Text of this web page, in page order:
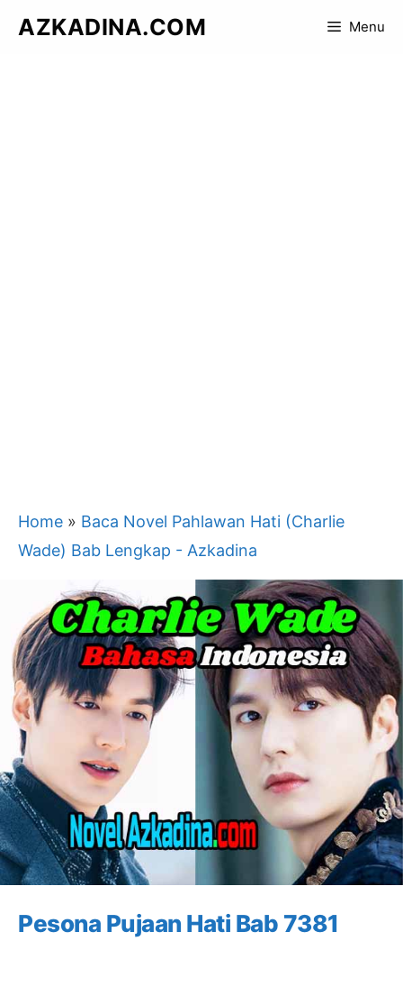
AZKADINA.COM Menu
Home » Baca Novel Pahlawan Hati (Charlie
Wade) Bab Lengkap - Azkadina
Pesona Pujaan Hati Bab 7381